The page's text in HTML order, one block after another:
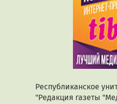
Республиканское
"Редакция газеты